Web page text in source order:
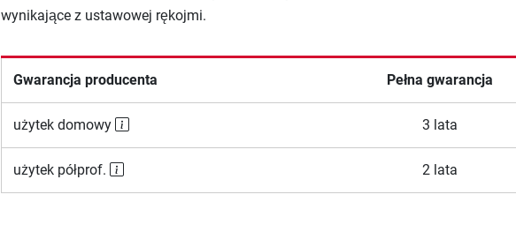
wynikające z ustawowej rękojmi.
Gwarancja producenta Pełna gwarancja
użytek domowy 3 lata
użytek półprof. 2 lata